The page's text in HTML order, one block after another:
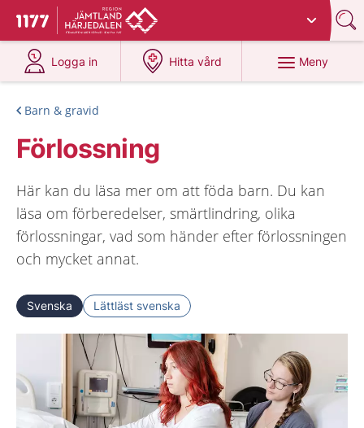
Till startsidan för 1177
Du har valt region
Logga in
på 1177.se
Hitta vård
på 1177.se
Meny
Barn & gravid
Förlossning
Här kan du läsa mer om att föda barn. Du kan
läsa om förberedelser, smärtlindring, olika
förlossningar, vad som händer efter förlossningen
och mycket annat.
Svenska Lättläst svenska